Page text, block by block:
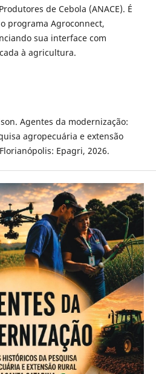
de Cebola (ANACE). É
programa Agroconnect,
sua interface com
à agricultura.
Agentes da modernização:
agropecuária e extensão
Epagri, 2026.